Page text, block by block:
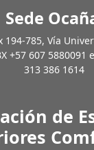
Sede
194-785, Vía
+57 607 5880091
313 386 1614
de